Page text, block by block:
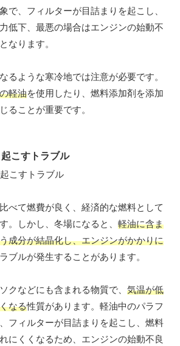
で、フィルターが目詰まりを起こし、
低下、最悪の場合はエンジンの始動不
なります。
るような寒冷地では注意が必要です。
軽油を使用したり、燃料添加剤を添加
ることが重要です。
こすトラブル
べて燃費が良く、経済的な燃料として
。しかし、冬場になると、 軽油に含ま
成分が結晶化し、エンジンがかかりに
ブルが発生することがあります。
クなどにも含まれる物質で、 気温が低
なる性質があります。軽油中のパラフ
フィルターが目詰まりを起こし、燃料
にくくなるため、エンジンの始動不良